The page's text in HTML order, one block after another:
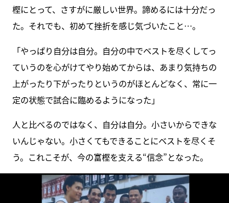
樫にとって、さすがに厳しい世界。諦めるには十分だっ
た。それでも、初めて挫折を感じ気づいたこと…。
「やっぱり自分は自分。自分の中でベストを尽くしてっ
ていうのを心がけてやり始めてからは、あまり気持ちの
上がったり下がったりというのがほとんどなく、常に一
定の状態で試合に臨めるようになった」
人と比べるのではなく、自分は自分。小さいからできな
いんじゃない。小さくてもできることにベストを尽くそ
う。これこそが、今の富樫を支える“信念”となった。